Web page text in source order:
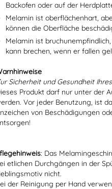
Backofen oder auf der
Melamin ist oberflächenhart,
können die Oberfläche
Melamin ist
kann brechen, wenn er fallen
Sicherheit und Gesundheit
Produkt darf nur unter der
Vor jeder Benutzung, ist
von Beschädigungen
: Das
etlichen Durchgängen in der
nicht.
der Reinigung per Hand